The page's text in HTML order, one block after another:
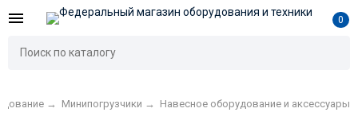
0
→ Минипогрузчики → Навесное оборудование и аксессуары